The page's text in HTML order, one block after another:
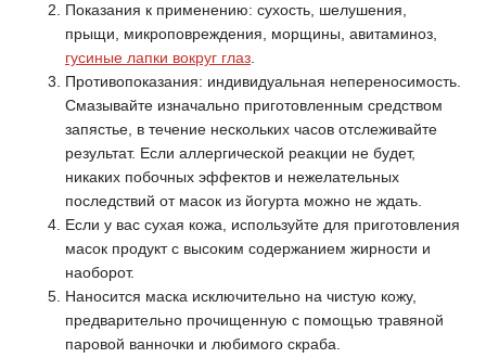
Показания к применению: сухость, шелушения,
прыщи, микроповреждения, морщины, авитаминоз,
гусиные лапки вокруг глаз
Противопоказания: индивидуальная непереносимость.
Смазывайте изначально приготовленным средством
запястье, в течение нескольких часов отслеживайте
результат. Если аллергической реакции не будет,
никаких побочных эффектов и нежелательных
последствий от масок из йогурта можно не ждать.
Если у вас сухая кожа, используйте для приготовления
масок продукт с высоким содержанием жирности и
наоборот.
Наносится маска исключительно на чистую кожу,
предварительно прочищенную с помощью травяной
паровой ванночки и любимого скраба.